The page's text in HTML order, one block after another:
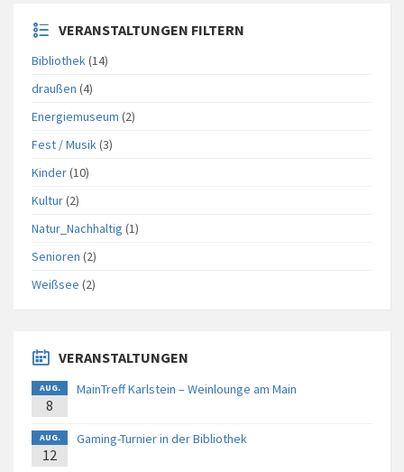
VERANSTALTUNGEN FILTERN
Bibliothek (14)
draußen (4)
Energiemuseum (2)
Fest / Musik (3)
Kinder(10)
Kultur(2)
Natur_Nachhaltig (1)
Senioren (2)
Weißsee (2)
VERANSTALTUNGEN
AUG.
8
MainTreff Karlstein – Weinlounge am Main
AUG.
12
Gaming-Turnier in der Bibliothek